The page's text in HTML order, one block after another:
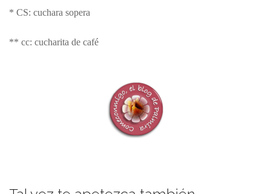
* CS: cuchara sopera
** cc: cucharita de café